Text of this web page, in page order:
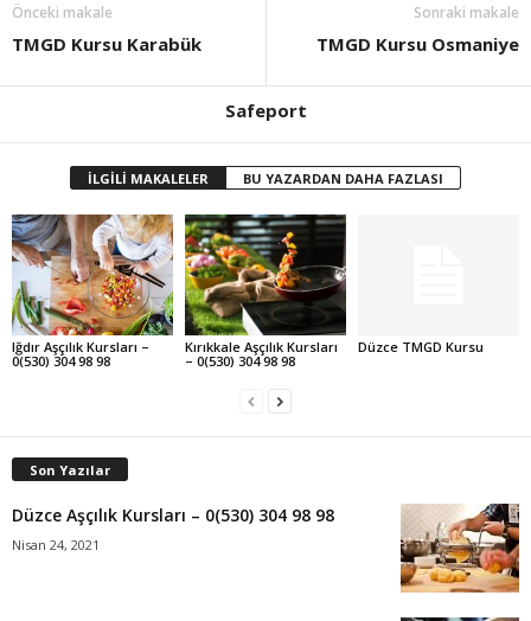
Önceki makale
TMGD Kursu Karabük
Sonraki makale
TMGD Kursu Osmaniye
Safeport
İLGİLİ MAKALELER BU YAZARDAN DAHA FAZLASI
Iğdır Aşçılık Kursları –
0(530) 304 98 98
Kırıkkale Aşçılık Kursları
– 0(530) 304 98 98
Düzce TMGD Kursu
Son Yazılar
Düzce Aşçılık Kursları – 0(530) 304 98 98
Nisan 24, 2021